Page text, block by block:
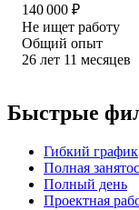
140 000 ₽
Не ищет работу
Общий опыт
26 лет 11 месяцев
Быстрые
Гибкий график
Полная
Полный день
Проектная